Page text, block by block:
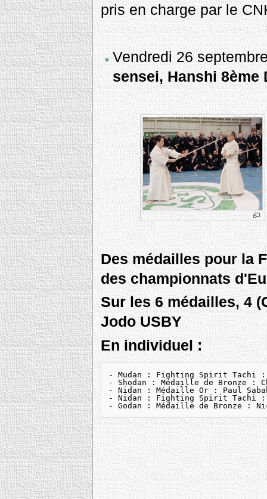
pris en charge par le
Vendredi 26
sensei, Hanshi 8ème
Des médailles pour la
des championnats
Sur les 6 médailles, 4
Jodo USBY
En individuel :
- Mudan : Fighting Spirit Tachi
- Shodan : Médaille de Bronze
- Nidan : Médaille Or : Paul
- Nidan : Fighting Spirit Tachi :
- Godan : Médaille de Bronze :